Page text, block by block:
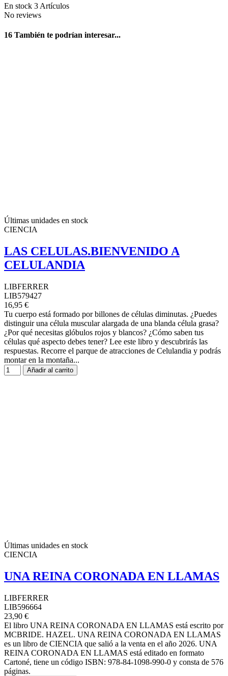
En stock 3 Artículos
No reviews
16 También te podrían interesar...
Últimas unidades en stock
CIENCIA
LAS CELULAS.BIENVENIDO A
CELULANDIA
LIBFERRER
LIB579427
16,95 €
Tu cuerpo está formado por billones de células diminutas. ¿Puedes
distinguir una célula muscular alargada de una blanda célula grasa?
¿Por qué necesitas glóbulos rojos y blancos? ¿Cómo saben tus
células qué aspecto debes tener? Lee este libro y descubrirás las
respuestas. Recorre el parque de atracciones de Celulandia y podrás
montar en la montaña...
Añadir al carrito
Últimas unidades en stock
CIENCIA
UNA REINA CORONADA EN LLAMAS
LIBFERRER
LIB596664
23,90 €
El libro UNA REINA CORONADA EN LLAMAS está escrito por
MCBRIDE. HAZEL. UNA REINA CORONADA EN LLAMAS
es un libro de CIENCIA que salió a la venta en el año 2026. UNA
REINA CORONADA EN LLAMAS está editado en formato
Cartoné, tiene un código ISBN: 978-84-1098-990-0 y consta de 576
páginas.